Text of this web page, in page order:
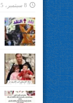
8 سبتمبر، 2025